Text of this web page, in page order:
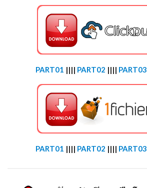
PART01 |||| PART02 |||| PART03
PART01 |||| PART02 |||| PART03